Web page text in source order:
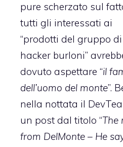
pure scherzato sul
tutti gli interessati ai
“prodotti del gruppo di
hacker burloni”
dovuto aspettare “il
dell’uomo del monte”.
nella nottata il
un post dal titolo “The
from DelMonte – He